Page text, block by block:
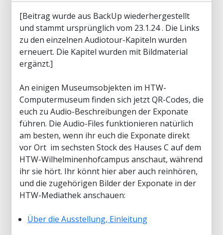
[Beitrag wurde aus BackUp wiederhergestellt
und stammt ursprünglich vom 23.1.24 . Die Links
zu den einzelnen Audiotour-Kapiteln wurden
erneuert. Die Kapitel wurden mit Bildmaterial
ergänzt.]
An einigen Museumsobjekten im HTW-
Computermuseum finden sich jetzt QR-Codes, die
euch zu Audio-Beschreibungen der Exponate
führen. Die Audio-Files funktionieren natürlich
am besten, wenn ihr euch die Exponate direkt
vor Ort im sechsten Stock des Hauses C auf dem
HTW-Wilhelminenhofcampus anschaut, während
ihr sie hört. Ihr könnt hier aber auch reinhören,
und die zugehörigen Bilder der Exponate in der
HTW-Mediathek anschauen:
Über die Ausstellung, Einleitung